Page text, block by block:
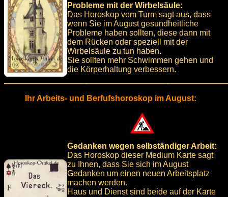
Probleme mit der Wirbelsäule:
Das Horoskop vom Turm sagt aus, dass
wenn Sie im August gesundheitliche
Probleme haben sollten, diese dann mit
dem Rücken oder speziell mit der
Wirbelsäule zu tun haben.
Sie sollten mehr Schwimmen gehen und
die Körperhaltung verbessern.
Ihr Arbeits- und Berfufshoroskop im August:
Gedanken wegen selbständiger Arbeit:
Das Horoskop dieser Medium Karte sagt
zu Ihnen, dass Sie sich im August
Gedanken um einen neuen Arbeitsplatz
machen werden.
Haus und Dienst sind beide auf der Karte